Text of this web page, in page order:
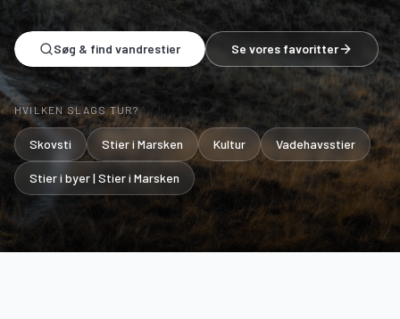
Søg & find vandrestier Se vores favoritter
HVILKEN SLAGS TUR?
Skovsti Stier i Marsken Kultur Vadehavsstier
Stier i byer | Stier i Marsken